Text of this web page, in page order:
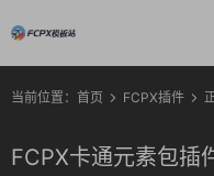
当前位置： 首页 FCPX插件
FCPX卡通元素包插